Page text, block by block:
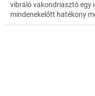
vibráló vakondriasztó egy
mindenekelőtt hatékony